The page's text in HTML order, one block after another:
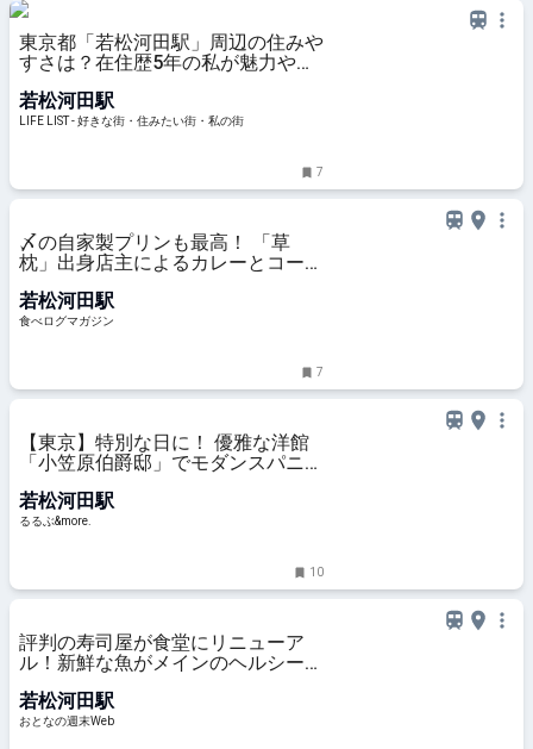
東京都「若松河田駅」周辺の住みや
すさは？在住歴5年の私が魅力や特
みたい街・私の街
若松河田駅
LIFE LIST - 好きな街・住みたい街・私の街
7
〆の自家製プリンも最高！ 「草
枕」出身店主によるカレーとコーヒ
マガジン
若松河田駅
食べログマガジン
7
【東京】特別な日に！ 優雅な洋館
「小笠原伯爵邸」でモダンスパニッ
若松河田駅
るるぶ&more.
10
評判の寿司屋が食堂にリニューア
ル！新鮮な魚がメインのヘルシー定
店 - おとなの週末Web
若松河田駅
おとなの週末Web